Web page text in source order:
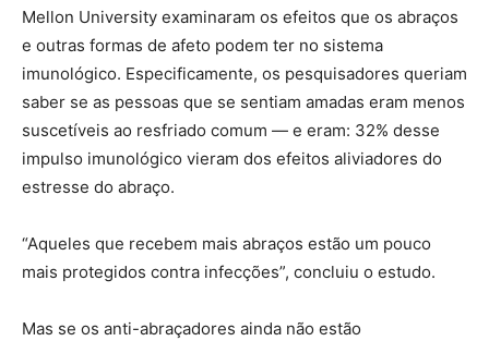
Mellon University examinaram os efeitos que os abraços
e outras formas de afeto podem ter no sistema
imunológico. Especificamente, os pesquisadores queriam
saber se as pessoas que se sentiam amadas eram menos
suscetíveis ao resfriado comum — e eram: 32% desse
impulso imunológico vieram dos efeitos aliviadores do
estresse do abraço.
“Aqueles que recebem mais abraços estão um pouco
mais protegidos contra infecções”, concluiu o estudo.
Mas se os anti-abraçadores ainda não estão